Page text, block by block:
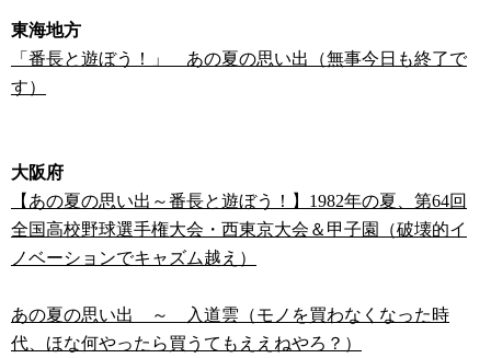
東海地方
「番長と遊ぼう！」 あの夏の思い出（無事今日も終了で
す）
大阪府
【あの夏の思い出～番長と遊ぼう！】1982年の夏、第64回
全国高校野球選手権大会・西東京大会＆甲子園（破壊的イ
ノベーションでキャズム越え）
あの夏の思い出 ～ 入道雲（モノを買わなくなった時
代、ほな何やったら買うてもええねやろ？）